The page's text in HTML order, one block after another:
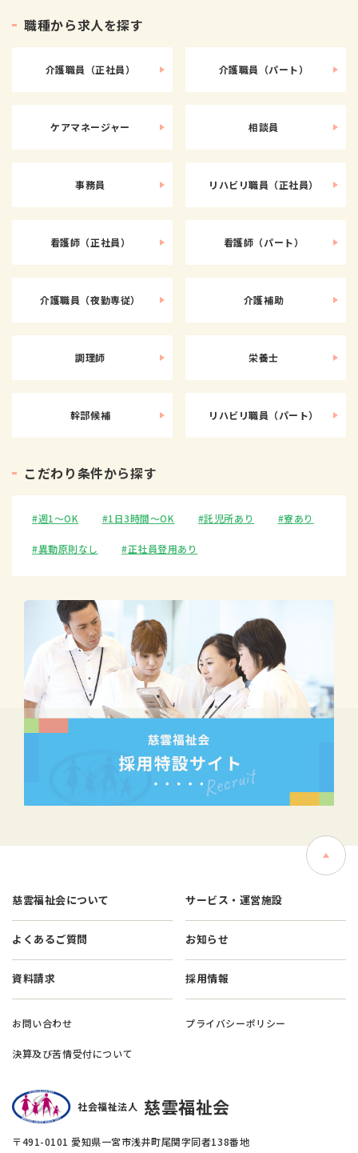
職種から求人を探す
介護職員（正社員） 介護職員（パート）
ケアマネージャー 相談員
事務員 リハビリ職員（正社員）
看護師（正社員） 看護師（パート）
介護職員（夜勤専従） 介護補助
調理師 栄養士
幹部候補 リハビリ職員（パート）
こ だわり条件から探す
週1〜OK 1日3時間〜OK 託児所あり 寮あり
異動原則なし 正社員登用あり
慈雲福祉会について サービス・運営施設
よくあるご質問 お知らせ
資料請求 採用情報
お問い合わせ プライバシーポリシー
決算及び苦情受付について
社会福祉法人 慈雲福祉会
〒491-0101 愛知県一宮市浅井町尾関字同者138番地